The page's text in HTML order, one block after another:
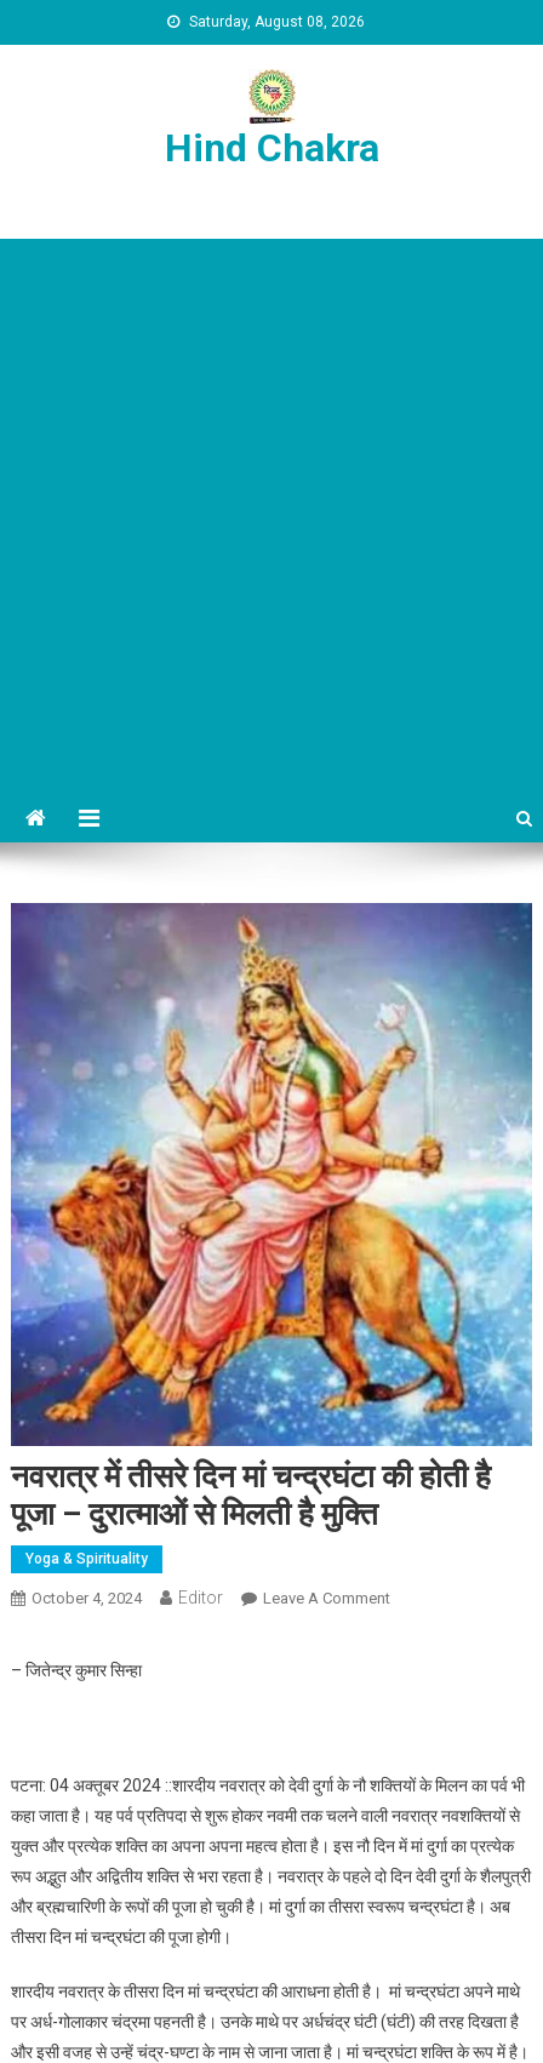
Saturday, August 08, 2026
Hind Chakra
नवरात्र में तीसरे दिन मां चन्द्रघंटा की होती है
पूजा – दुरात्माओं से मिलती है मुक्ति
Yoga & Spirituality
October 4, 2024 Editor Leave A CommentOn नवरात्र में तीसरे दिन मां
– जितेन्द्र कुमार सिन्हा
पटना: 04 अक्तूबर 2024 ::शारदीय नवरात्र को देवी दुर्गा के नौ शक्तियों के मिलन का पर्व भी
कहा जाता है। यह पर्व प्रतिपदा से शुरू होकर नवमी तक चलने वाली नवरात्र नवशक्तियों से
युक्त और प्रत्येक शक्ति का अपना अपना महत्व होता है। इस नौ दिन में मां दुर्गा का प्रत्येक
रूप अद्भुत और अद्वितीय शक्ति से भरा रहता है। नवरात्र के पहले दो दिन देवी दुर्गा के शैलपुत्री
और ब्रह्मचारिणी के रूपों की पूजा हो चुकी है। मां दुर्गा का तीसरा स्वरूप चन्द्रघंटा है। अब
तीसरा दिन मां चन्द्रघंटा की पूजा होगी।
शारदीय नवरात्र के तीसरा दिन मां चन्द्रघंटा की आराधना होती है। मां चन्द्रघंटा अपने माथे
पर अर्ध-गोलाकार चंद्रमा पहनती है। उनके माथे पर अर्धचंद्र घंटी (घंटी) की तरह दिखता है
और इसी वजह से उन्हें चंद्र-घण्टा के नाम से जाना जाता है। मां चन्द्रघंटा शक्ति के रूप में है।